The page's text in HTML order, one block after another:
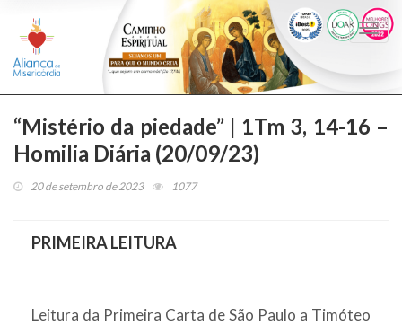
“Mistério da piedade” | 1Tm 3, 14-16 –
Homilia Diária (20/09/23)
20 de setembro de 2023 1077
PRIMEIRA LEITURA
Leitura da Primeira Carta de São Paulo a Timóteo